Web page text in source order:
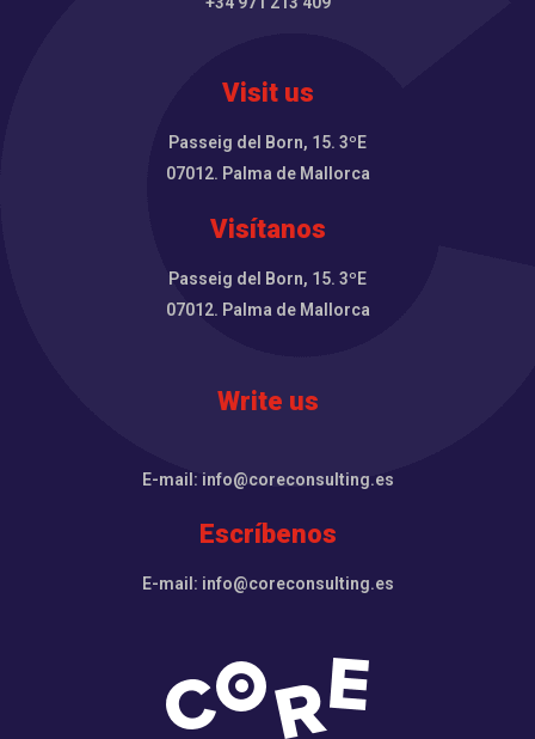
Visit us
Passeig del Born, 15. 3ºE
07012. Palma de Mallorca
Visítanos
Passeig del Born, 15. 3ºE
07012. Palma de Mallorca
Write us
E-mail: info@coreconsulting.es
Escríbenos
E-mail: info@coreconsulting.es